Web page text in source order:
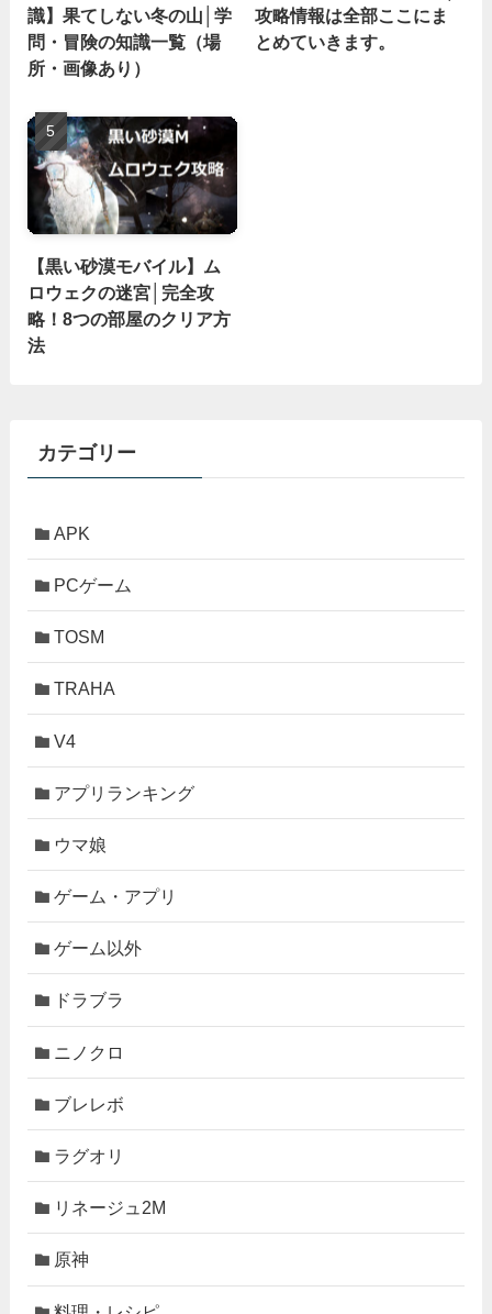
識】果てしない冬の山│学
問・冒険の知識一覧（場
所・画像あり）
攻略情報は全部ここにま
とめていきます。
【黒い砂漠モバイル】ム
ロウェクの迷宮│完全攻
略！8つの部屋のクリア方
法
カテゴリー
APK
PCゲーム
TOSM
TRAHA
V4
アプリランキング
ウマ娘
ゲーム・アプリ
ゲーム以外
ドラブラ
ニノクロ
ブレレボ
ラグオリ
リネージュ2M
原神